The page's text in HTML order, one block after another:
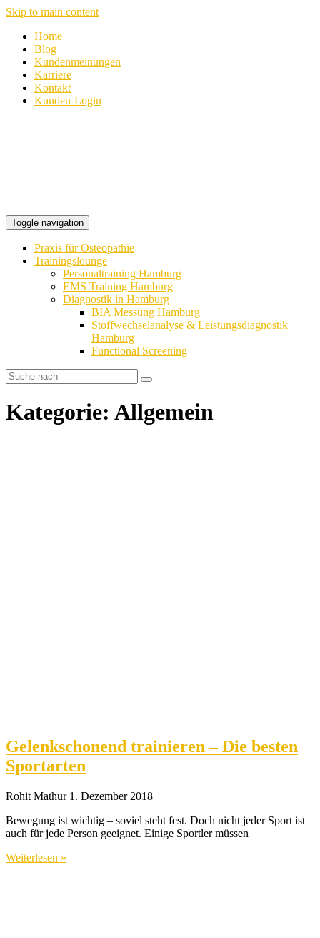
Skip to main content
Home
Blog
Kundenmeinungen
Karriere
Kontakt
Kunden-Login
Toggle navigation
Praxis für Osteopathie
Trainingslounge
Personaltraining Hamburg
EMS Training Hamburg
Diagnostik in Hamburg
BIA Messung Hamburg
Stoffwechselanalyse & Leistungsdiagnostik
Hamburg
Functional Screening
Kategorie: Allgemein
Gelenkschonend trainieren – Die besten
Sportarten
Rohit Mathur 1. Dezember 2018
Bewegung ist wichtig – soviel steht fest. Doch nicht jeder Sport ist
auch für jede Person geeignet. Einige Sportler müssen
Weiterlesen »